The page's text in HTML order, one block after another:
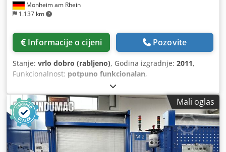
Monheim am Rhein
1.137 km
Informacije o cijeni Pozovite
Stanje: vrlo dobro (rabljeno), Godina izgradnje: 2011,
Funkcionalnost: potpuno funkcionalan,
Mali oglas